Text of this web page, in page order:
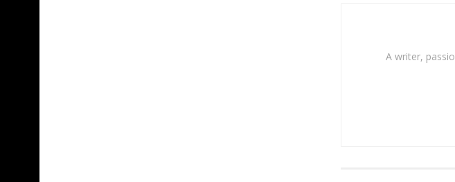
A writer,